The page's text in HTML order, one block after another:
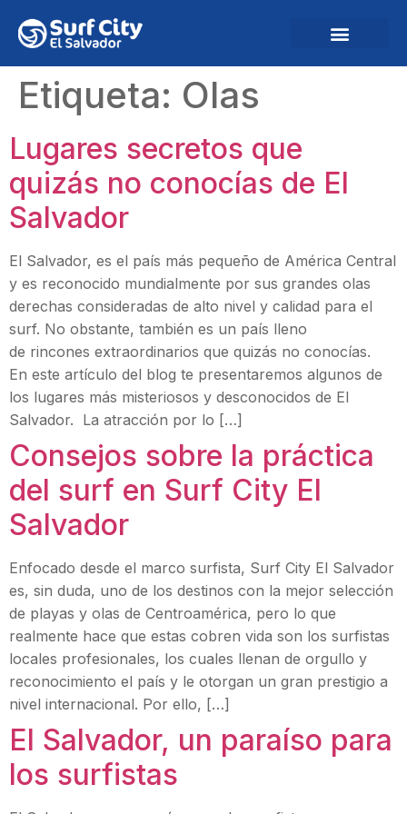
Etiqueta: Olas
Lugares secretos que
quizás no conocías de El
Salvador
El Salvador, es el país más pequeño de América Central
y es reconocido mundialmente por sus grandes olas
derechas consideradas de alto nivel y calidad para el
surf. No obstante, también es un país lleno
de rincones extraordinarios que quizás no conocías.
En este artículo del blog te presentaremos algunos de
los lugares más misteriosos y desconocidos de El
Salvador. La atracción por lo […]
Consejos sobre la práctica
del surf en Surf City El
Salvador
Enfocado desde el marco surfista, Surf City El Salvador
es, sin duda, uno de los destinos con la mejor selección
de playas y olas de Centroamérica, pero lo que
realmente hace que estas cobren vida son los surfistas
locales profesionales, los cuales llenan de orgullo y
reconocimiento el país y le otorgan un gran prestigio a
nivel internacional. Por ello, […]
El Salvador, un paraíso para
los surfistas